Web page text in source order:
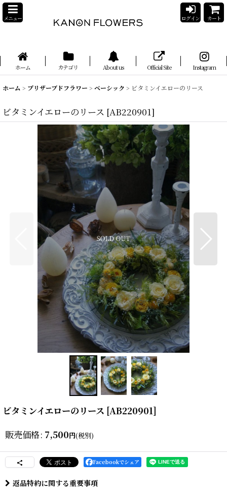
メニュー ログイン カート
ホーム カテゴリ About us Official Site Instagram
ホーム > プリザーブドフラワー > ベーシック > ビタミンイエローのリース
ビタミンイエローのリース [AB220901]
ビタミンイエローのリース [AB220901]
販売価格: 7,500円(税別)
Facebookでシェア
返品特約に関する重要事項